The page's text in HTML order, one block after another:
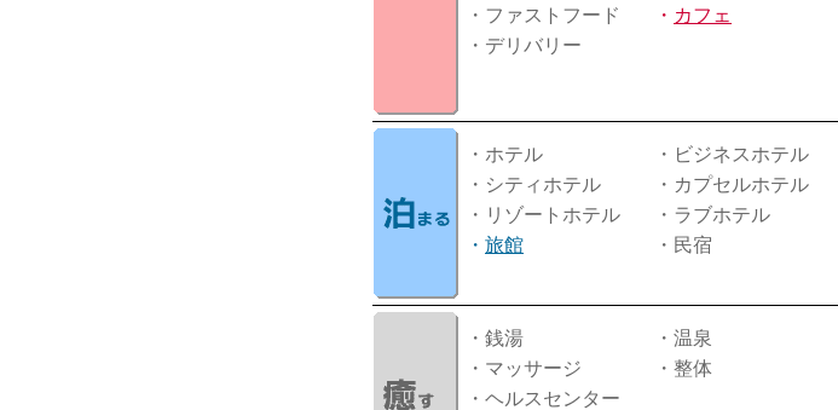
・ファストフード
・ カフェ
・デリバリー
・ホテル
・ビジネスホテル
・シティホテル
・カプセルホテル
・リゾートホテル
・ラブホテル
・ 旅館 ・民宿
・銭湯
・温泉
・マッサージ
・整体
・ヘルスセンター